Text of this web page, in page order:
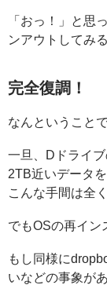
「おっ！」と思
ンアウトしてみ
完全復調！
なんということ
一旦、Dドライ
2TB近いデータ
こんな手間は全
でもOSの再イン
もし同様に
いなどの事象が